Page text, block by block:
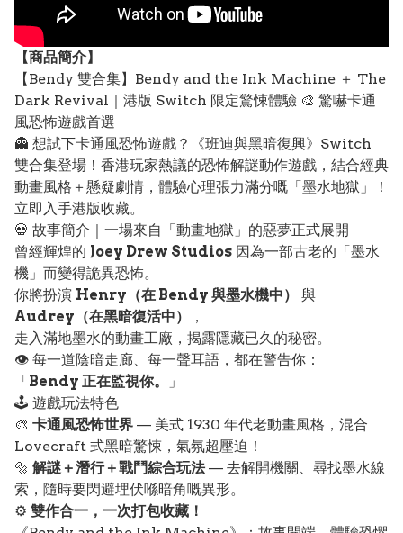
【商品簡介】
【Bendy 雙合集】Bendy and the Ink Machine ＋ The
Dark Revival｜港版 Switch 限定驚悚體驗 🎨 驚嚇卡通
風恐怖遊戲首選
👻 想試下卡通風恐怖遊戲？《班迪與黑暗復興》Switch
雙合集登場！香港玩家熱議的恐怖解謎動作遊戲，結合經典
動畫風格＋懸疑劇情，體驗心理張力滿分嘅「墨水地獄」！
立即入手港版收藏。
💀 故事簡介｜一場來自「動畫地獄」的惡夢正式展開
曾經輝煌的 Joey Drew Studios 因為一部古老的「墨水
機」而變得詭異恐怖。
你將扮演 Henry（在 Bendy 與墨水機中）
與
Audrey（在黑暗復活中）
，
走入滿地墨水的動畫工廠，揭露隱藏已久的秘密。
👁️ 每一道陰暗走廊、每一聲耳語，都在警告你：
「Bendy 正在監視你。
」
🕹️ 遊戲玩法特色
🎨 卡通風恐怖世界 — 美式 1930 年代老動畫風格，混合
Lovecraft 式黑暗驚悚，氣氛超壓迫！
🔩 解謎＋潛行＋戰鬥綜合玩法— 去解開機關、尋找墨水線
索，隨時要閃避埋伏喺暗角嘅異形。
⚙️ 雙作合一，一次打包收藏！